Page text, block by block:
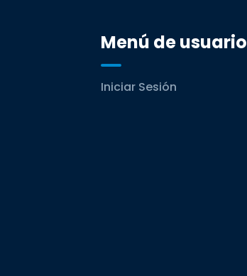
Menú de usuario
Iniciar Sesión